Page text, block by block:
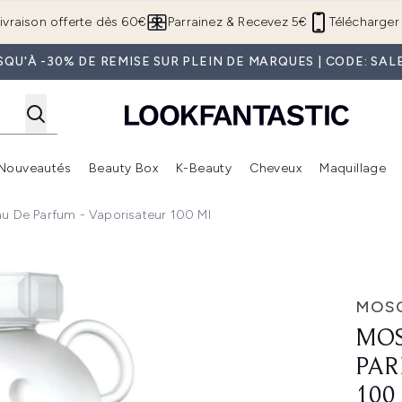
Passer au contenu principal
offerte dès 60€ Télécharger
Parrainez & Recevez 5€
-30% DE REMISE SUR PLEIN DE MARQUES | CODE:
Accédez au sous-menu (Boutique Été )
Accédez au sous-menu (Offres) Accédez au sous-menu (Marques) Accédez au sous-menu (Nouveautés)
Beauty Box
Accédez au sous-menu (Beauty Box)
K-Beauty Cheveux Maquillage
De Parfum - Vaporisateur 100 Ml
100